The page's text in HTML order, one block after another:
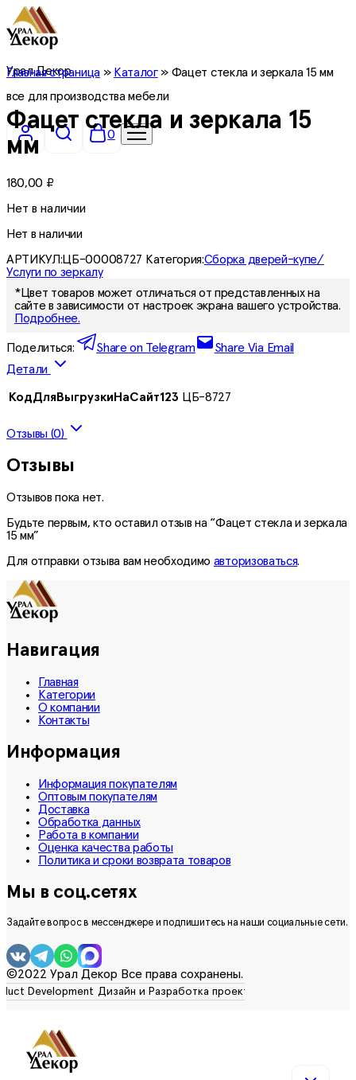
Урал Декор
все для производства мебели
0
Главная страница» Каталог» Фацет стекла и зеркала 15 мм
Фацет стекла и зеркала 15
мм
180,00 ₽
Нет в наличии
Нет в наличии
АРТИКУЛ:ЦБ-00008727 Категория:Сборка дверей-купе/
Услуги по зеркалу
*Цвет товаров может отличаться от представленных на
сайте в зависимости от настроек экрана вашего устройства.
Подробнее.
Поделиться: Share on Telegram
Share Via Email
Детали
КодДляВыгрузкиНаСайт123 ЦБ-8727
Отзывы (0)
Отзывы
Отзывов пока нет.
Будьте первым, кто оставил отзыв на “Фацет стекла и зеркала
15 мм”
Для отправки отзыва вам необходимо авторизоваться.
Навигация
Главная
Категории
О компании
Контакты
Информация
Информация покупателям
Оптовым покупателям
Доставка
Обработка данных
Работа в компании
Оценка качества работы
Политика и сроки возврата товаров
Мы в соц.сетях
Задайте вопрос в мессенджере и подпишитесь на наши социальные сети.
©2022 Урал Декор Все права сохранены.